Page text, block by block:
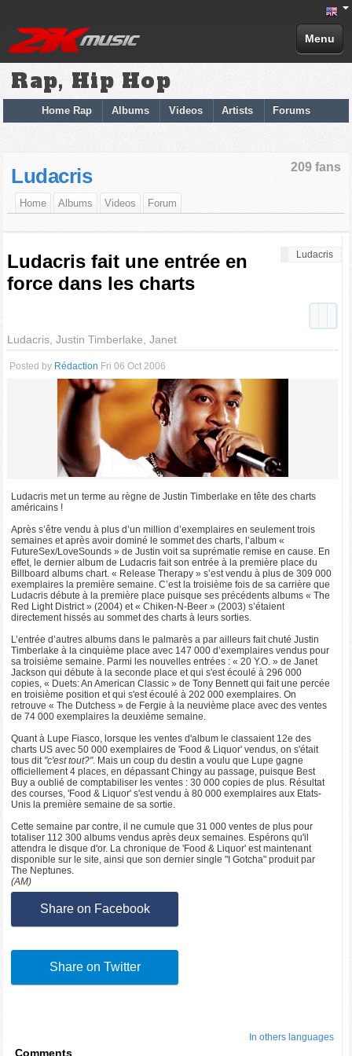
Menu
Rap, Hip Hop
Home Rap Albums Videos Artists Forums
209 fans
Ludacris
Home Albums Videos Forum
Ludacris
Ludacris fait une entrée en
force dans les charts
Ludacris, Justin Timberlake, Janet
Posted by Rédaction Fri 06 Oct 2006
Ludacris met un terme au règne de Justin Timberlake en tête des charts
américains !
Après s’être vendu à plus d’un million d’exemplaires en seulement trois
semaines et après avoir dominé le sommet des charts, l’album «
FutureSex/LoveSounds » de Justin voit sa suprématie remise en cause. En
effet, le dernier album de Ludacris fait son entrée à la première place du
Billboard albums chart. « Release Therapy » s’est vendu à plus de 309 000
exemplaires la première semaine. C’est la troisième fois de sa carrière que
Ludacris débute à la première place puisque ses précédents albums « The
Red Light District » (2004) et « Chiken-N-Beer » (2003) s’étaient
directement hissés au sommet des charts à leurs sorties.
L’entrée d’autres albums dans le palmarès a par ailleurs fait chuté Justin
Timberlake à la cinquième place avec 147 000 d’exemplaires vendus pour
sa troisième semaine. Parmi les nouvelles entrées : « 20 Y.O. » de Janet
Jackson qui débute à la seconde place et qui s'est écoulé à 296 000
copies, « Duets: An American Classic » de Tony Bennett qui fait une percée
en troisième position et qui s'est écoulé à 202 000 exemplaires. On
retrouve « The Dutchess » de Fergie à la neuvième place avec des ventes
de 74 000 exemplaires la deuxième semaine.
Quant à Lupe Fiasco, lorsque les ventes d'album le classaient 12e des
charts US avec 50 000 exemplaires de 'Food & Liquor' vendus, on s'était
tous dit "c'est tout?". Mais un coup du destin a voulu que Lupe gagne
officiellement 4 places, en dépassant Chingy au passage, puisque Best
Buy a oublié de comptabiliser les ventes : 30 000 copies de plus. Résultat
des courses, 'Food & Liquor' s'est vendu à 80 000 exemplaires aux Etats-
Unis la première semaine de sa sortie.
Cette semaine par contre, il ne cumule que 31 000 ventes de plus pour
totaliser 112 300 albums vendus après deux semaines. Espérons qu'il
attendra le disque d'or. La chronique de 'Food & Liquor' est maintenant
disponible sur le site, ainsi que son dernier single "I Gotcha" produit par
The Neptunes.
(AM)
Share on Facebook
Share on Twitter
In others languages
Comments